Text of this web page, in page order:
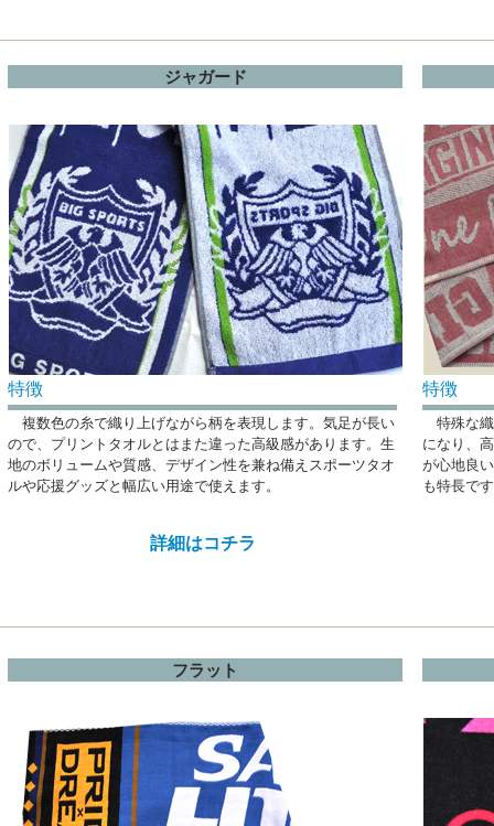
ジャガード
特徴
複数色の糸で織り上げながら柄を表現します。気足が長い
ので、プリントタオルとはまた違った高級感があります。生
地のボリュームや質感、デザイン性を兼ね備えスポーツタオ
ルや応援グッズと幅広い用途で使えます。
詳細はコチラ
特徴
特殊な
になり、
が心地良
も特長で
フラット